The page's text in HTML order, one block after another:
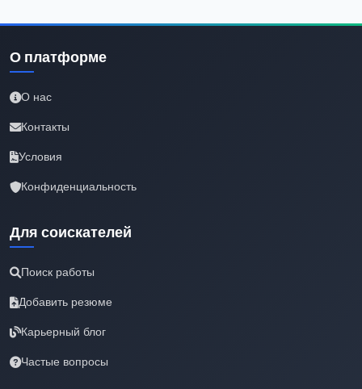
О платформе
О нас
Контакты
Условия
Конфиденциальность
Для соискателей
Поиск работы
Добавить резюме
Карьерный блог
Частые вопросы